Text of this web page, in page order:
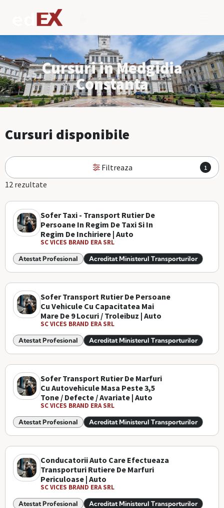
Cursuri in Medgidia
Constanta
Cursuri disponibile
Filtreaza 1
12 rezultate
Sofer Taxi - Transport Rutier De
Persoane In Regim De Taxi Si In
Regim De Inchiriere | Auto
SC VICES BRAND ERA SRL
Atestat Profesional Acreditat Ministerul Transporturilor
Sofer Transport Rutier De Persoane
Cu Vehicule Cu Capacitatea Mai
Mare De 9 Locuri / Troleibuz | Auto
SC VICES BRAND ERA SRL
Atestat Profesional Acreditat Ministerul Transporturilor
Sofer Transport Rutier De Marfuri
Cu Autovehicule Masa Peste 3,5
Tone / Defecte / Avariate | Auto
SC VICES BRAND ERA SRL
Atestat Profesional Acreditat Ministerul Transporturilor
Conducatorii Auto Care Efectueaza
Transporturi Rutiere De Marfuri
Periculoase | Auto
SC VICES BRAND ERA SRL
Atestat Profesional Acreditat Ministerul Transporturilor